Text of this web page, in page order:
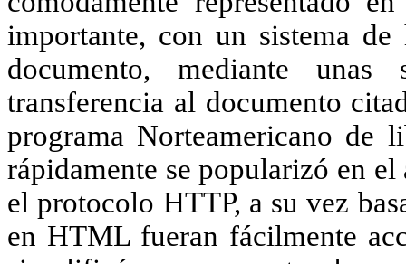
importante, con un sistema
documento, mediante unas
transferencia al documento
programa Norteamericano de
rápidamente se popularizó en
el protocolo HTTP, a su vez
en HTML fueran fácilmente